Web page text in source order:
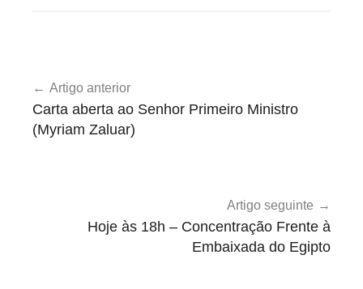
t
de
artigos
Artigo anterior
Carta aberta ao Senhor Primeiro Ministro
(Myriam Zaluar)
Artigo seguinte
Hoje às 18h – Concentração Frente à
Embaixada do Egipto